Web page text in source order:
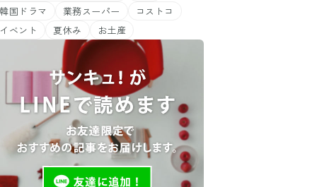
韓国ドラマ
業務スーパー
コストコ
イベント
夏休み お土産